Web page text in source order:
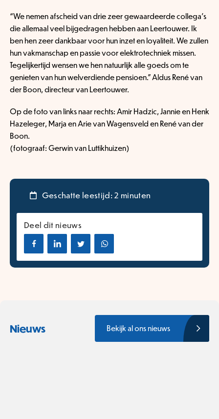
“We nemen afscheid van drie zeer gewaardeerde collega’s
die allemaal veel bijgedragen hebben aan Leertouwer. Ik
ben hen zeer dankbaar voor hun inzet en loyaliteit. We zullen
hun vakmanschap en passie voor elektrotechniek missen.
Tegelijkertijd wensen we hen natuurlijk alle goeds om te
genieten van hun welverdiende pensioen.” Aldus René van
der Boon, directeur van Leertouwer.
Op de foto van links naar rechts: Amir Hadzic, Jannie en Henk
Hazeleger, Marja en Arie van Wagensveld en René van der
Boon.
(fotograaf: Gerwin van Luttikhuizen)
Geschatte leestijd: 2 minuten
Deel dit nieuws
Nieuws Bekijk al ons nieuws